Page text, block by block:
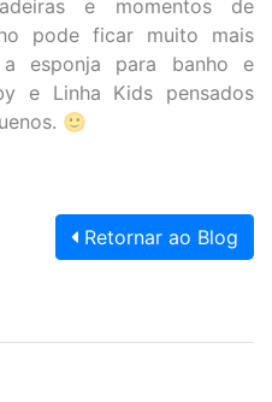
e momentos de
pode ficar muito mais
a esponja para banho e
e Linha Kids pensados
🙂
Retornar ao Blog